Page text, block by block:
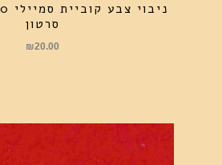
סרטון
₪20.00